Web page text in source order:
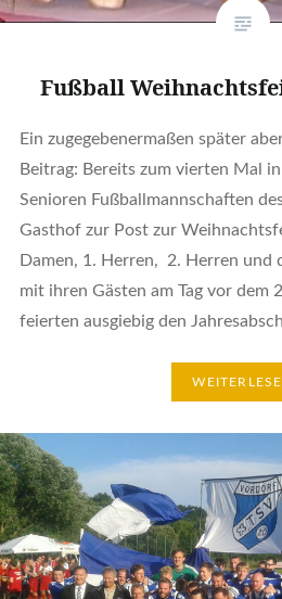
Fußball
Ein zugegebenermaßen später
Beitrag: Bereits zum vierten Mal
Senioren Fußballmannschaften
Gasthof zur Post zur
Damen, 1. Herren, 2. Herren und
mit ihren Gästen am Tag vor dem
feierten ausgiebig den